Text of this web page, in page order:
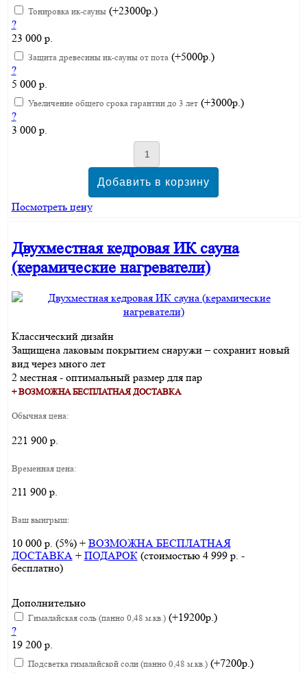
Тонировка ик-сауны(+23000р.)
?
23 000 р.
Защита древесины ик-сауны от пота(+5000р.)
?
5 000 р.
Увеличение общего срока гарантии до 3 лет(+3000р.)
?
3 000 р.
Посмотреть цену
Двухместная кедровая ИК сауна
(керамические нагреватели)
Классический дизайн
Защищена лаковым покрытием снаружи – сохранит новый
вид через много лет
2 местная - оптимальный размер для пар
+ ВОЗМОЖНА БЕСПЛАТНАЯ ДОСТАВКА
Обычная цена:
221 900 р.
Временная цена:
211 900 р.
Ваш выигрыш:
10 000 р. (5%) + ВОЗМОЖНА БЕСПЛАТНАЯ
ДОСТАВКА+ ПОДАРОК(стоимостью 4 999 р. -
бесплатно)
Дополнительно
Гималайская соль (панно 0,48 м.кв.)(+19200р.)
?
19 200 р.
Подсветка гималайской соли (панно 0,48 м.кв.)(+7200р.)